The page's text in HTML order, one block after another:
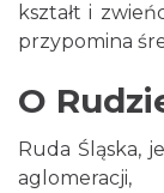
kształt i
przypomina
O
Ruda Śląska,